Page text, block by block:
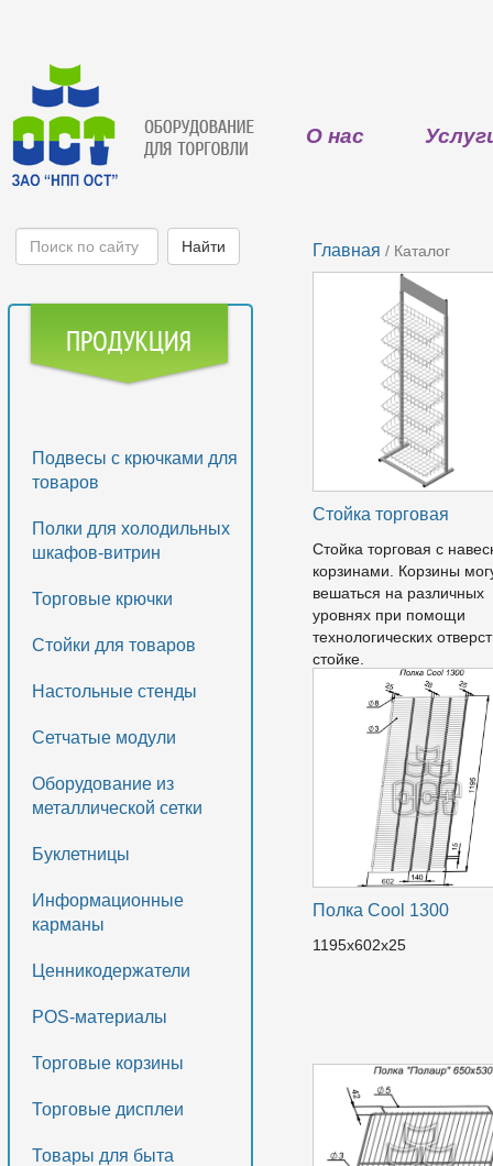
О нас
Подвесы с крючками для
товаров
Полки для холодильных
шкафов-витрин
Торговые крючки
Стойки для товаров
Настольные стенды
Сетчатые модули
Оборудование из
металлической сетки
Буклетницы
Информационные
карманы
Ценникодержатели
POS-материалы
Торговые корзины
Торговые дисплеи
Товары для быта
Главная / Каталог
Стойка торговая
Стойка торговая с
корзинами. Корзины
вешаться на различных
уровнях при помощи
технологических
стойке.
Полка Cool 1300
1195х602х25